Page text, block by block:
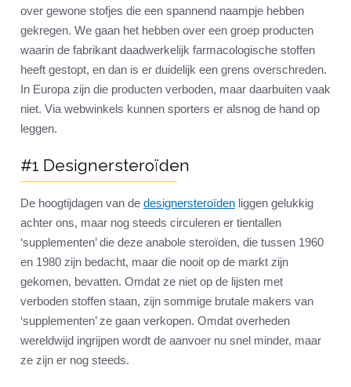
over gewone stofjes die een spannend naampje hebben
gekregen. We gaan het hebben over een groep producten
waarin de fabrikant daadwerkelijk farmacologische stoffen
heeft gestopt, en dan is er duidelijk een grens overschreden.
In Europa zijn die producten verboden, maar daarbuiten vaak
niet. Via webwinkels kunnen sporters er alsnog de hand op
leggen.
#1 Designersteroïden
De hoogtijdagen van de designersteroïden liggen gelukkig
achter ons, maar nog steeds circuleren er tientallen
‘supplementen’ die deze anabole steroïden, die tussen 1960
en 1980 zijn bedacht, maar die nooit op de markt zijn
gekomen, bevatten. Omdat ze niet op de lijsten met
verboden stoffen staan, zijn sommige brutale makers van
‘supplementen’ ze gaan verkopen. Omdat overheden
wereldwijd ingrijpen wordt de aanvoer nu snel minder, maar
ze zijn er nog steeds.